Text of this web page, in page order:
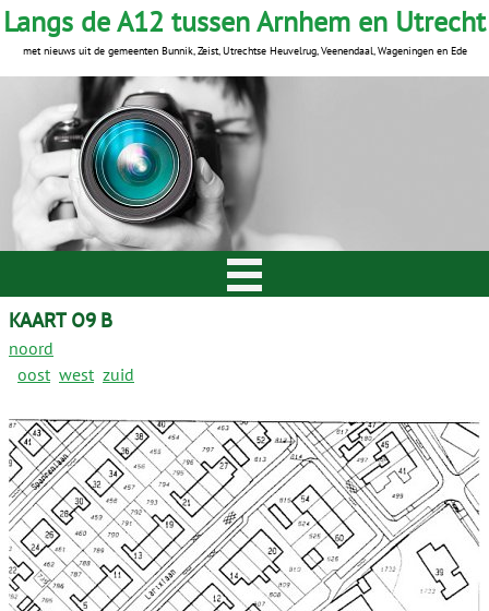
KAART 09 B
noord
oost west zuid
Langs de A12 tussen Arnhem en Utrecht
met nieuws uit de gemeenten Bunnik, Zeist, Utrechtse Heuvelrug, Veenendaal, Wageningen en Ede